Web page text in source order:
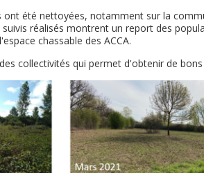
ont été nettoyées, notamment sur la
réalisés montrent un report des
chassable des ACCA.
collectivités qui permet d'obtenir de